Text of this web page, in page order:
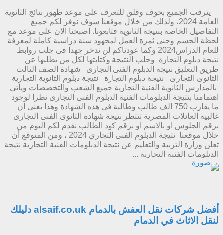
يترقب الجميع بخوف وقلق للتعرف على موعد ظهور نتائج الثانوية
العامة 2024، ولذلك من خلال موقعنا سوف نوفر لكم جميع
التفاصيل الخاصة بنتيجة الثانوية فتابعونا. اصبحنا الان على موعد مع
لحظة الحسم وجنى ثمرة العمل لمجهود سنة دراسية كاملة لمعرفة
للعام الدراس2024 وكما عودناكم لن ندخر جهدا فى جلب روابط
نتيجة دبلوم التجارة وجلب النتيجة وكتابتها لكل من يطلبها عن
طريق التعليق نتيجة الدبلوم الفنى التجارى شهادة الصف الثالث
الثانوى التجارى نتيجة دبلوم التجارة نتيجة دبلوم الثانوية التجارية
بالمدارس الثانوية الفنية التجارية جميع الشعب والتخصصات ويأتى
اهتمامنا بنتيجة الدبلومات الفنية الدبلوم الفنى التجارى نظرا لوجود
ما يقارب 750 الف طالب وطالبة فى هذه الشهادة وهذا يعنى ان
غالبية العائلات المصرية تنتظر نتيجة شهادة الثانوى الفنى التجارى
برقم الجلوس او بالاسم او برقم كود الطالب نقدم لكم اليوم من
خلال موقعنا نتيجة الدبلوم الفنى التجاري 2024 ، ومن المتوقع أن
تعلن وزارة التربية والتعليم عن نتيجة الدبلومات الفنية التجارية نتيجة
الدبلومات الفنية التجارية ...
أفضل شركات نقل العفش بالدمام alsaif.co.uk دليلك
لنقل الاثاث في الدمام